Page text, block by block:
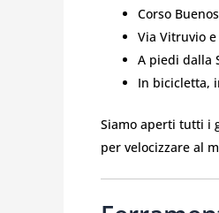
Corso
Via Vitruvio
A piedi dalla
In bicicletta,
Siamo aperti tutti i
per velocizzare al